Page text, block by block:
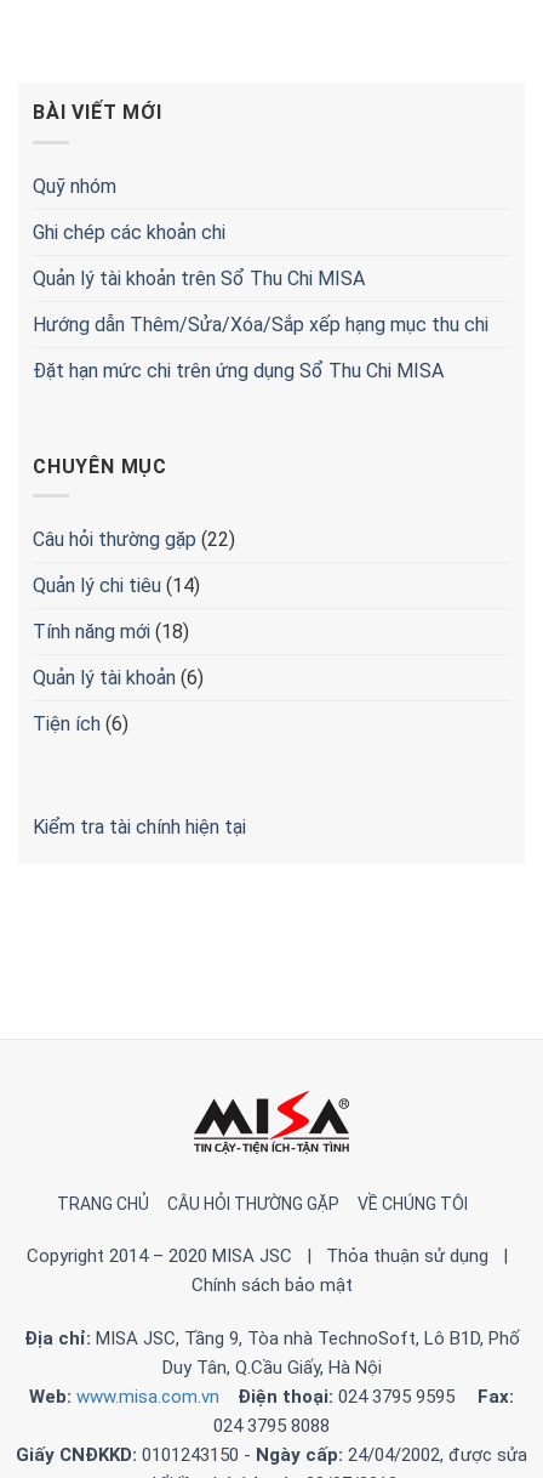
BÀI VIẾT MỚI
Quỹ nhóm
Ghi chép các khoản chi
Quản lý tài khoản trên Sổ Thu Chi MISA
Hướng dẫn Thêm/Sửa/Xóa/Sắp xếp hạng mục thu chi
Đặt hạn mức chi trên ứng dụng Sổ Thu Chi MISA
CHUYÊN MỤC
Câu hỏi thường gặp (22)
Quản lý chi tiêu (14)
Tính năng mới (18)
Quản lý tài khoản (6)
Tiện ích (6)
Kiểm tra tài chính hiện tại
TRANG CHỦ CÂU HỎI THƯỜNG GẶP VỀ CHÚNG TÔI
Copyright 2014 – 2020 MISA JSC | Thỏa thuận sử dụng |
Chính sách bảo mật
Ðịa chỉ: MISA JSC, Tầng 9, Tòa nhà TechnoSoft, Lô B1D, Phố
Duy Tân, Q.Cầu Giấy, Hà Nội
Web: www.misa.com.vn Ðiện thoại: 024 3795 9595
Fax:
024 3795 8088
Giấy CNÐKKD: 0101243150 - Ngày cấp: 24/04/2002, được sửa